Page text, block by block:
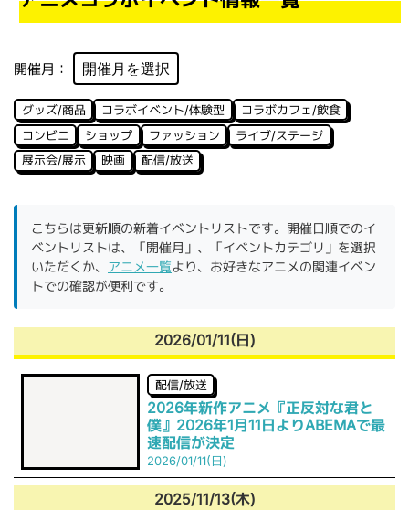
開催月：
グッズ/商品 コラボイベント/体験型
コラボカフェ/飲食
コンビニ
ショップ ファッション
ライブ/ステージ
展示会/展示
映画 配信/放送
こちらは更新順の新着イベントリストです。開催日順でのイ
ベントリストは、「開催月」、「イベントカテゴリ」を選択
いただくか、 アニメ一覧より、お好きなアニメの関連イベン
トでの確認が便利です。
2026/01/11(日)
配信/放送
2026年新作アニメ『正反対な君と
僕』2026年1月11日よりABEMAで最
速配信が決定
2026/01/11(日)
2025/11/13(木)